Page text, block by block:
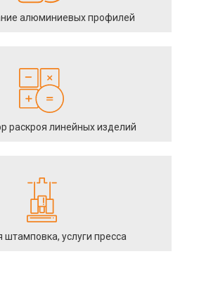
алюминиевых профилей
раскроя линейных изделий
штамповка, услуги пресса